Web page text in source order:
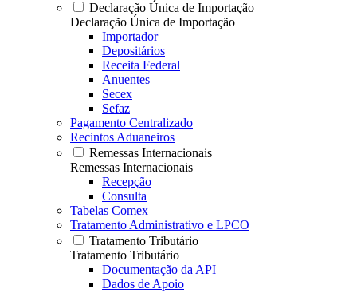
Declaração Única de Importação
Declaração Única de Importação
Importador
Depositários
Receita Federal
Anuentes
Secex
Sefaz
Pagamento Centralizado
Recintos Aduaneiros
Remessas Internacionais
Remessas Internacionais
Recepção
Consulta
Tabelas Comex
Tratamento Administrativo e LPCO
Tratamento Tributário
Tratamento Tributário
Documentação da API
Dados de Apoio